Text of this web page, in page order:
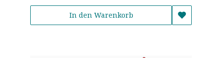
In den Warenkorb